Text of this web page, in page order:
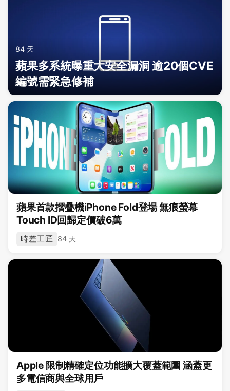
84 天
蘋果多系統曝重大安全漏洞 逾20個CVE
編號需緊急修補
蘋果首款摺疊機iPhone Fold登場 無痕螢幕
Touch ID回歸定價破6萬
時差工匠 84 天
Apple 限制精確定位功能擴大覆蓋範圍 涵蓋更
多電信商與全球用戶